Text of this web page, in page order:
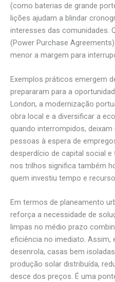
(como baterias de grande
lições ajudam a blindar
interesses das comunidades.
(Power Purchase
menor a margem para
Exemplos práticos emergem
prepararam para a
London, a modernização
obra local e a diversificar a
quando interrompidos,
pessoas à espera de
desperdício de capital social
nos trilhos significa também
quem investiu tempo e
Em termos de planeamento
reforça a necessidade de
limpas no médio prazo
eficiência no imediato.
desenrola, casas bem
produção solar distribuída,
desce dos preços. É uma